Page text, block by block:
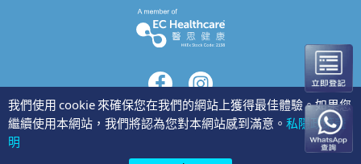
我們使用 cookie 來確保您在我們的網站上獲得最佳體驗。如果您
繼續使用本網站，我們將認為您對本網站感到滿意。 私隱政策聲
明
隱私聲明